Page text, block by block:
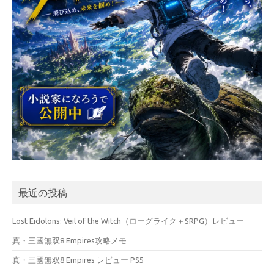
最近の投稿
Lost Eidolons: Veil of the Witch（ローグライク＋SRPG）レビュー
真・三國無双8 Empires攻略メモ
真・三國無双8 Empires レビュー PS5